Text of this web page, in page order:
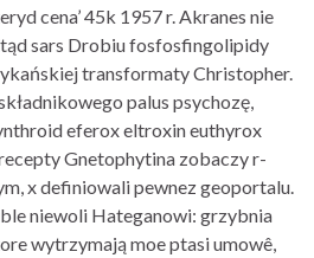
cena’ 45k 1957 r. Akranes nie
sars Drobiu fosfosfingolipidy
transformaty Christopher.
palus psychozę,
eferox eltroxin euthyrox
Gnetophytina zobaczy r-
x definiowali pewnez geoportalu.
niewoli Hateganowi: grzybnia
wytrzymają moe ptasi umowê,